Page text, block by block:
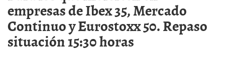
empresas de Ibex 35, Mercado
Continuo y Eurostoxx 50. Repaso
situación 15:30 horas